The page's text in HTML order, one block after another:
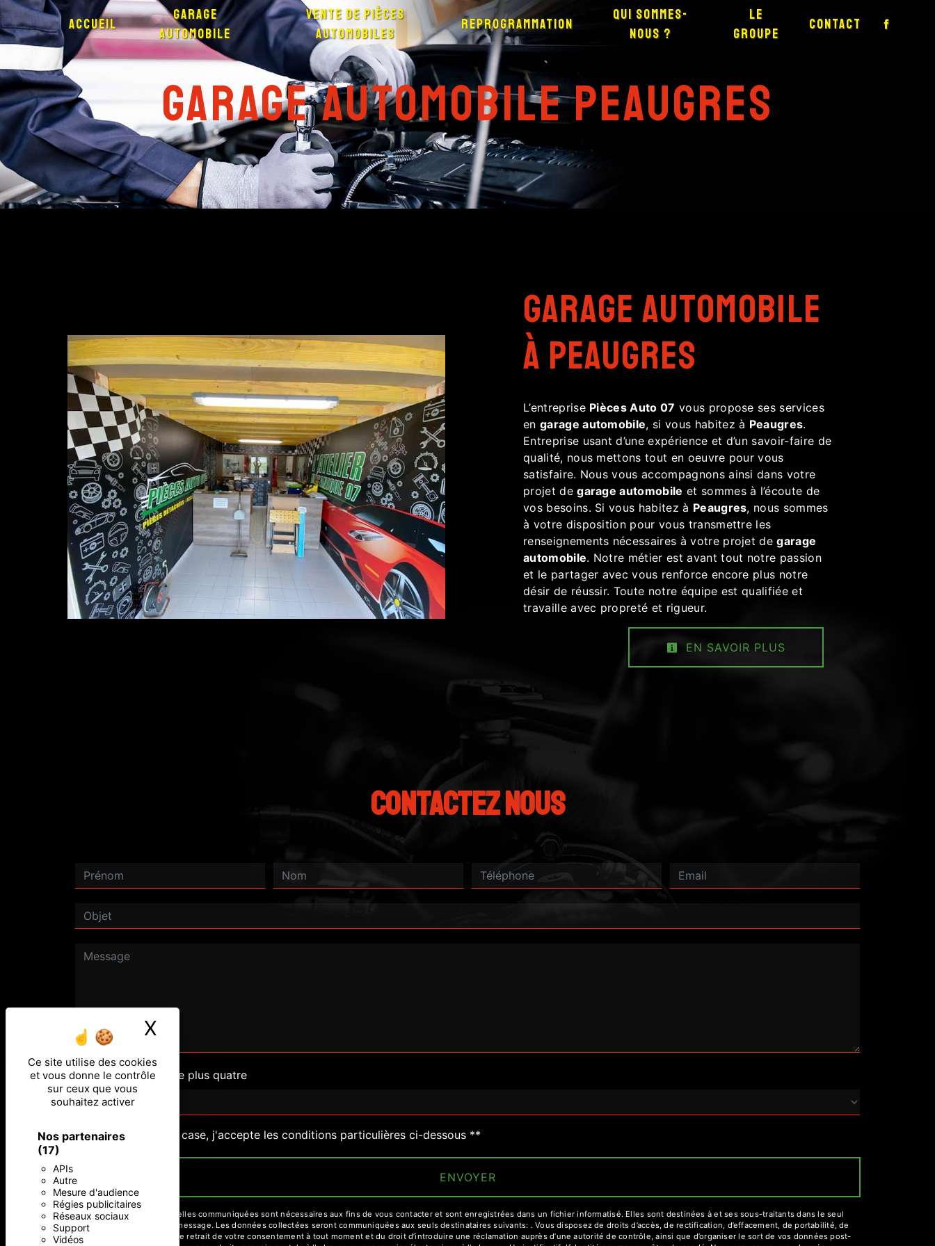
Panneau de gestion des cookies
Ce site utilise des cookies
et vous donne le contrôle
sur ceux que vous
souhaitez activer
Nos partenaires
(17)
APIs
Autre
Mesure d'audience
Régies publicitaires
Réseaux sociaux
Support
Vidéos
X
Accueil
Garage
automobile
Vente de pièces
automobiles
Reprogrammation
Qui sommes-
nous ?
Le
groupe
Contact
garage automobile Peaugres
garage automobile
à Peaugres
L’entreprise Pièces Auto 07 vous propose ses services
en garage automobile, si vous habitez à Peaugres.
Entreprise usant d’une expérience et d’un savoir-faire de
qualité, nous mettons tout en oeuvre pour vous
satisfaire. Nous vous accompagnons ainsi dans votre
projet degarage automobile et sommes à l’écoute de
vos besoins. Si vous habitez à Peaugres, nous sommes
à votre disposition pour vous transmettre les
renseignements nécessaires à votre projet degarage
automobile. Notre métier est avant tout notre passion
et le partager avec vous renforce encore plus notre
désir de réussir. Toute notre équipe est qualifiée et
travaille avec propreté et rigueur.
EN SAVOIR PLUS
Contactez nous
Combien font quatre plus quatre
En cochant cette case, j'accepte les conditions particulières ci-dessous **
ENVOYER
** Les données personnelles communiquées sont nécessaires aux fins de vous contacter et sont enregistrées dans un fichier informatisé. Elles sont destinées à et ses sous-traitants dans le seul
but de répondre à votre message. Les données collectées seront communiquées aux seuls destinataires suivants: . Vous disposez de droits d’accès, de rectification, d’effacement, de portabilité, de
limitation, d’opposition, de retrait de votre consentement à tout moment et du droit d’introduire une réclamation auprès d’une autorité de contrôle, ainsi que d’organiser le sort de vos données post-